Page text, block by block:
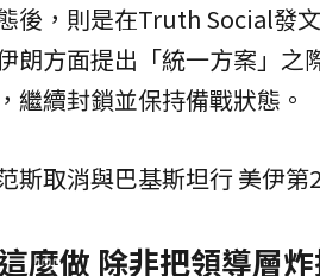
後，則是在Truth Social發
朗方面提出「統一方案」之
繼續封鎖並保持備戰狀態。
斯取消與巴基斯坦行 美伊第
麼做 除非把領導層